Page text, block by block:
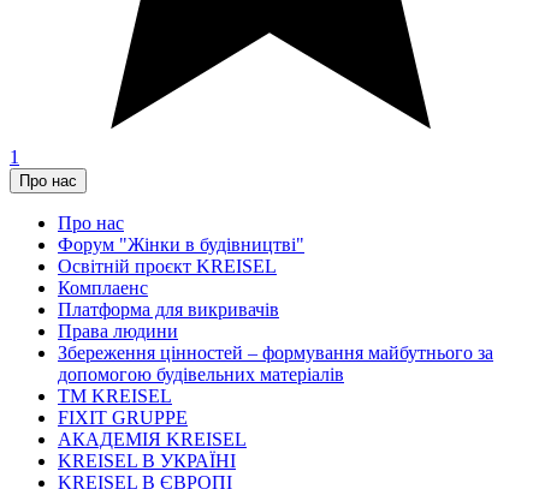
1
Про нас
Про нас
Форум "Жінки в будівництві"
Освітній проєкт KREISEL
Комплаенс
Платформа для викривачів
Права людини
Збереження цінностей – формування майбутнього за
допомогою будівельних матеріалів
ТМ KREISEL
FIXIT GRUPPE
АКАДЕМІЯ KREISEL
KREISEL В УКРАЇНІ
KREISEL В ЄВРОПІ